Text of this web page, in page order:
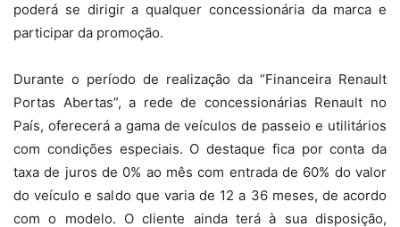
poderá se dirigir a qualquer concessionária da marca e
participar da promoção.
Durante o período de realização da “Financeira Renault
Portas Abertas”, a rede de concessionárias Renault no
País, oferecerá a gama de veículos de passeio e utilitários
com condições especiais. O destaque fica por conta da
taxa de juros de 0% ao mês com entrada de 60% do valor
do veículo e saldo que varia de 12 a 36 meses, de acordo
com o modelo. O cliente ainda terá à sua disposição,